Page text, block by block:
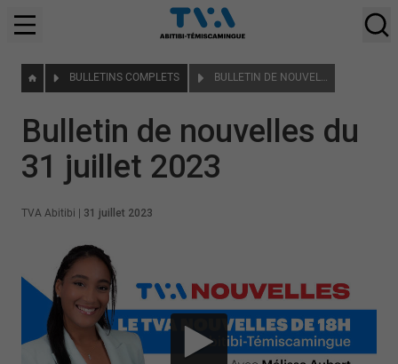
BULLETINS COMPLETS BULLETIN DE NOUVELLES DU 31 JUILLET 2023
Bulletin de nouvelles du
31 juillet 2023
TVA Abitibi 31 juillet 2023